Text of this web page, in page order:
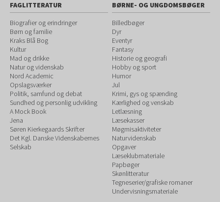
FAGLITTERATUR
Biografier og erindringer
Børn og familie
Kraks Blå Bog
Kultur
Mad og drikke
Natur og videnskab
Nord Academic
Opslagsværker
Politik, samfund og debat
Sundhed og personlig udvikling
A Mock Book
Jena
Søren Kierkegaards Skrifter
Det Kgl. Danske Videnskabernes
Selskab
BØRNE- OG UNGDOMSBØGER
Billedbøger
Dyr
Eventyr
Fantasy
Historie og geografi
Hobby og sport
Humor
Jul
Krimi, gys og spænding
Kærlighed og venskab
Letlæsning
Læsekasser
Møgmisaktiviteter
Naturvidenskab
Opgaver
Læseklubmateriale
Papbøger
Skønlitteratur
Tegneserier/grafiske romaner
Undervisningsmateriale